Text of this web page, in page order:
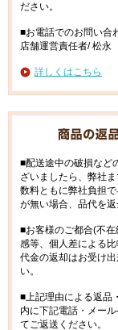
ださい。
■お電話でのお問い
店舗運営責任者/ 松永
詳しくはこちら
■配送途中の破損など
ざいましたら、弊社
数料ともに弊社負担
が無い場合、品代を返
■お客様のご都合(不
感等、個人差による比
代金の返却はお受け
い。
■上記理由による返品
内に下記電話・メー
てご返送ください。